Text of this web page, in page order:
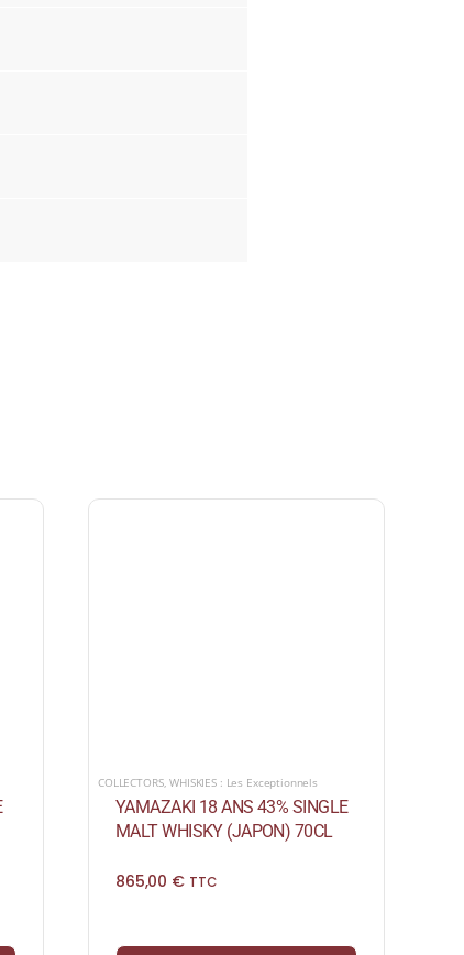
COLLECTORS,WHISKIES : Les Exceptionnels
YAMAZAKI 18 ANS 43% SINGLE
MALT WHISKY (JAPON) 70CL
865,00 € TTC